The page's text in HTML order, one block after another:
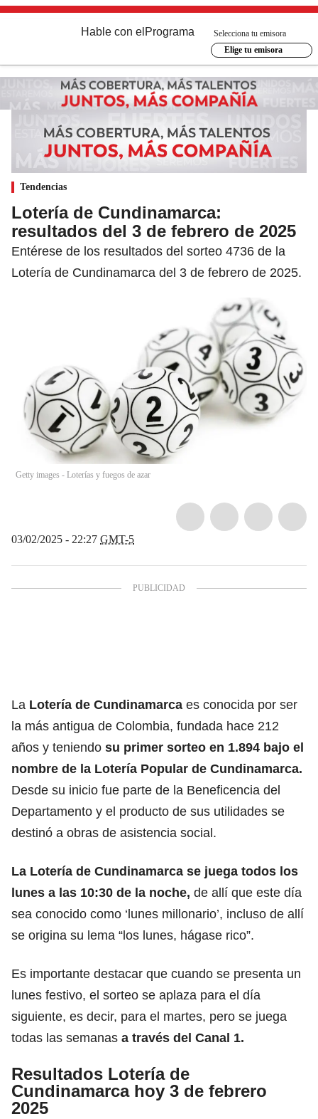
Hable con el Programa
Selecciona tu emisora
Elige tu emisora
Tendencias
Lotería de Cundinamarca:
resultados del 3 de febrero de 2025
Entérese de los resultados del sorteo 4736 de la
Lotería de Cundinamarca del 3 de febrero de 2025.
Getty images - Loterías y fuegos de azar
03/02/2025 - 22:27 GMT-5
La Lotería de Cundinamarca es conocida por ser
la más antigua de Colombia, fundada hace 212
años y teniendo su primer sorteo en 1.894 bajo el
nombre de la Lotería Popular de Cundinamarca.
Desde su inicio fue parte de la Beneficencia del
Departamento y el producto de sus utilidades se
destinó a obras de asistencia social.
La Lotería de Cundinamarca se juega todos los
lunes a las 10:30 de la noche, de allí que este día
sea conocido como ‘lunes millonario’, incluso de allí
se origina su lema “los lunes, hágase rico”.
Es importante destacar que cuando se presenta un
lunes festivo, el sorteo se aplaza para el día
siguiente, es decir, para el martes, pero se juega
todas las semanas a través del Canal 1.
Resultados Lotería de
Cundinamarca hoy 3 de febrero
2025